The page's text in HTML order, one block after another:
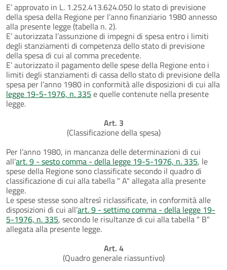
E’ approvato in L. 1.252.413.624.050 lo stato di previsione
della spesa della Regione per l’anno finanziario 1980 annesso
alla presente legge (tabella n. 2).
E’ autorizzata l’assunzione di impegni di spesa entro i limiti
degli stanziamenti di competenza dello stato di previsione
della spesa di cui al comma precedente.
E’ autorizzato il pagamento delle spese della Regione ento i
limiti degli stanziamenti di cassa dello stato di previsione della
spesa per l’anno 1980 in conformità alle disposizioni di cui alla
legge 19-5-1976, n. 335 e quelle contenute nella presente
legge.
Art. 3
(Classificazione della spesa)
Per l’anno 1980, in mancanza delle determinazioni di cui
all’art. 9 - sesto comma - della legge 19-5-1976, n. 335, le
spese della Regione sono classificate secondo il quadro di
classificazione di cui alla tabella " A" allegata alla presente
legge.
Le spese stesse sono altresì riclassificate, in conformità alle
disposizioni di cui all’art. 9 - settimo comma - della legge 19-
5-1976, n. 335, secondo le risultanze di cui alla tabella " B"
allegata alla presente legge.
Art. 4
(Quadro generale riassuntivo)